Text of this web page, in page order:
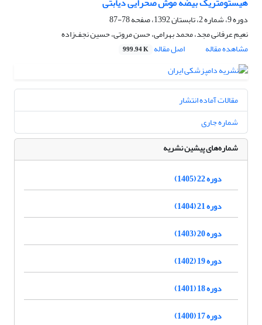
دوره 9، شماره 2، تابستان 1392، صفحه
78-87
نعیم عرفانی مجد، محمد بهرامی، حسن مروتی، حسین نجف‌زاده
مشاهده مقاله
اصل مقاله 999.94 K
مقالات آماده انتشار
شماره جاری
شماره‌های پیشین نشریه
دوره 22 (1405)
دوره 21 (1404)
دوره 20 (1403)
دوره 19 (1402)
دوره 18 (1401)
دوره 17 (1400)